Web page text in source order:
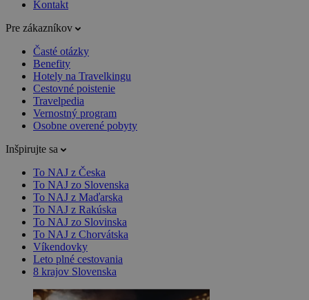
Kontakt
Pre zákazníkov
Časté otázky
Benefity
Hotely na Travelkingu
Cestovné poistenie
Travelpedia
Vernostný program
Osobne overené pobyty
Inšpirujte sa
To NAJ z Česka
To NAJ zo Slovenska
To NAJ z Maďarska
To NAJ z Rakúska
To NAJ zo Slovinska
To NAJ z Chorvátska
Víkendovky
Leto plné cestovania
8 krajov Slovenska